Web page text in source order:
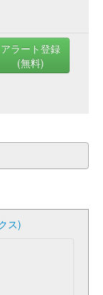
アラート登録
(無料)
ス)